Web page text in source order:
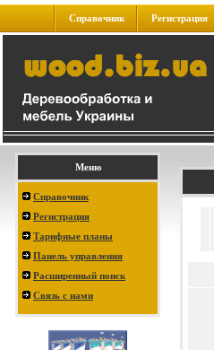
Справочник Регистрация
Меню
Справочник
Регистрация
Тарифные планы
Панель управления
Расширенный поиск
Связь с нами